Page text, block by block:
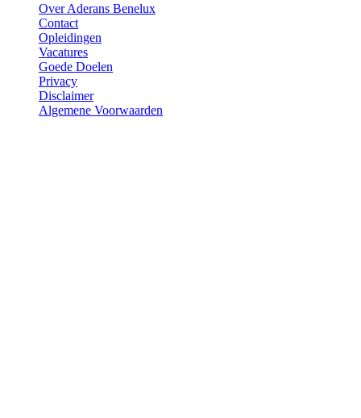
Over Aderans Benelux
Contact
Opleidingen
Vacatures
Goede Doelen
Privacy
Disclaimer
Algemene Voorwaarden